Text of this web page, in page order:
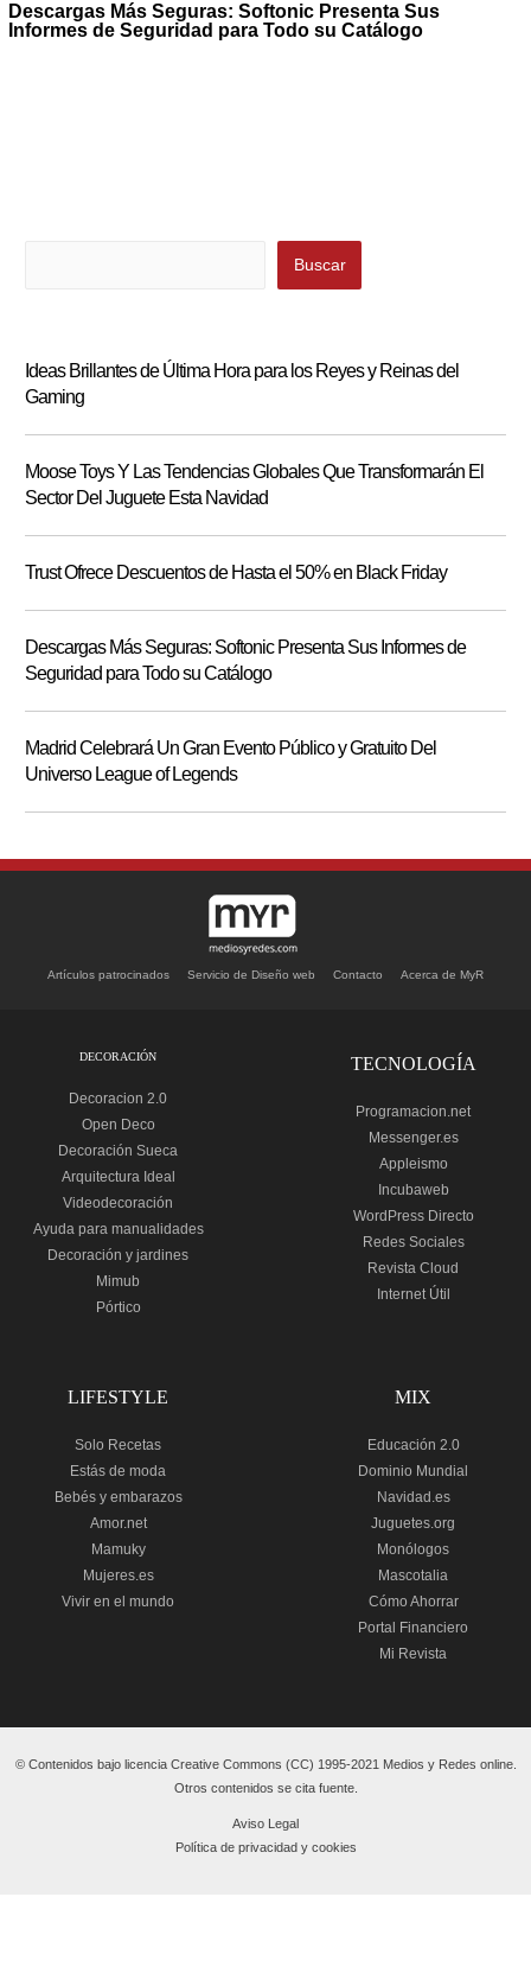
Descargas Más Seguras: Softonic Presenta Sus
Informes de Seguridad para Todo su Catálogo
Buscar
Ideas Brillantes de Última Hora para los Reyes y Reinas del
Gaming
Moose Toys Y Las Tendencias Globales Que Transformarán El
Sector Del Juguete Esta Navidad
Trust Ofrece Descuentos de Hasta el 50% en Black Friday
Descargas Más Seguras: Softonic Presenta Sus Informes de
Seguridad para Todo su Catálogo
Madrid Celebrará Un Gran Evento Público y Gratuito Del
Universo League of Legends
Artículos patrocinados Servicio de Diseño web Contacto Acerca de MyR
DECORACIÓN
Decoracion 2.0
Open Deco
Decoración Sueca
Arquitectura Ideal
Videodecoración
Ayuda para manualidades
Decoración y jardines
Mimub
Pórtico
TECNOLOGÍA
Programacion.net
Messenger.es
Appleismo
Incubaweb
WordPress Directo
Redes Sociales
Revista Cloud
Internet Útil
LIFESTYLE
Solo Recetas
Estás de moda
Bebés y embarazos
Amor.net
Mamuky
Mujeres.es
Vivir en el mundo
MIX
Educación 2.0
Dominio Mundial
Navidad.es
Juguetes.org
Monólogos
Mascotalia
Cómo Ahorrar
Portal Financiero
Mi Revista
© Contenidos bajo licencia Creative Commons (CC) 1995-2021 Medios y Redes online.
Otros contenidos se cita fuente.
Aviso Legal
Política de privacidad y cookies